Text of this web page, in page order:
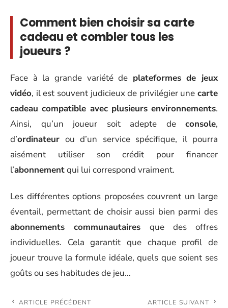
Comment bien choisir sa carte
cadeau et combler tous les
joueurs ?
Face à la grande variété de plateformes de jeux
vidéo, il est souvent judicieux de privilégier une carte
cadeau compatible avec plusieurs environnements.
Ainsi, qu’un joueur soit adepte de console,
d’ordinateur ou d’un service spécifique, il pourra
aisément utiliser son crédit pour financer
l’abonnementqui lui correspond vraiment.
Les différentes options proposées couvrent un large
éventail, permettant de choisir aussi bien parmi des
abonnements communautaires que des offres
individuelles. Cela garantit que chaque profil de
joueur trouve la formule idéale, quels que soient ses
goûts ou ses habitudes de jeu…
ARTICLE PRÉCÉDENT ARTICLE SUIVANT